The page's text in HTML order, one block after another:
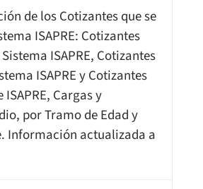
de los Cotizantes que se
ISAPRE: Cotizantes
ISAPRE, Cotizantes
ISAPRE y Cotizantes
Cargas y
por Tramo de Edad y
Información actualizada a